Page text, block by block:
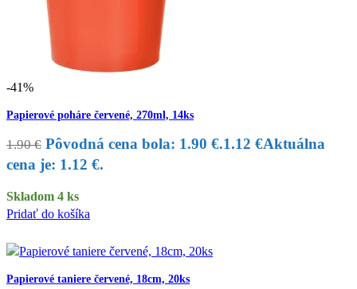
-41%
Papierové poháre červené, 270ml, 14ks
1.90€ Pôvodná cena bola: 1.90 €.1.12 €Aktuálna
cena je: 1.12 €.
Skladom 4 ks
Pridať do košíka
Papierové taniere červené, 18cm, 20ks